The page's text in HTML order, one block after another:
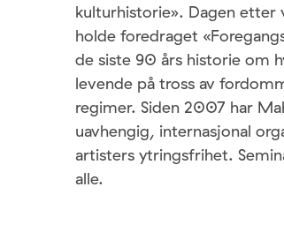
kulturhistorie». Dagen etter
holde foredraget
de siste 90 års historie om
levende på tross av
regimer. Siden 2007 har
uavhengig, internasjonal
artisters ytringsfrihet.
alle.